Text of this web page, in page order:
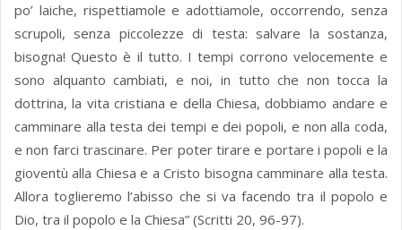
po’ laiche, rispettiamole e adottiamole, occorrendo, senza
scrupoli, senza piccolezze di testa: salvare la sostanza,
bisogna! Questo è il tutto. I tempi corrono velocemente e
sono alquanto cambiati, e noi, in tutto che non tocca la
dottrina, la vita cristiana e della Chiesa, dobbiamo andare e
camminare alla testa dei tempi e dei popoli, e non alla coda,
e non farci trascinare. Per poter tirare e portare i popoli e la
gioventù alla Chiesa e a Cristo bisogna camminare alla testa.
Allora toglieremo l’abisso che si va facendo tra il popolo e
Dio, tra il popolo e la Chiesa” (Scritti 20, 96-97).